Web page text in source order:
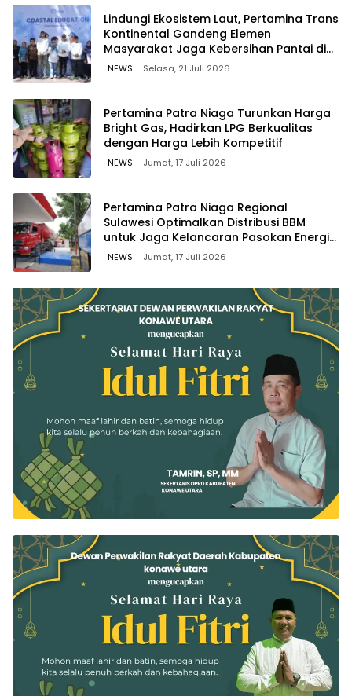
Lindungi Ekosistem Laut, Pertamina Trans
Kontinental Gandeng Elemen
Masyarakat Jaga Kebersihan Pantai di
Bitung, Sulawesi
NEWS Selasa, 21 Juli 2026
Pertamina Patra Niaga Turunkan Harga
Bright Gas, Hadirkan LPG Berkualitas
dengan Harga Lebih Kompetitif
NEWS Jumat, 17 Juli 2026
Pertamina Patra Niaga Regional
Sulawesi Optimalkan Distribusi BBM
untuk Jaga Kelancaran Pasokan Energi
di Seluruh Wilayah Sulawesi
NEWS Jumat, 17 Juli 2026